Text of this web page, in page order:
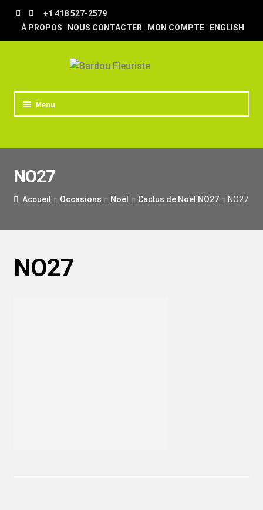
Aller
la
Aller
au
contenu
+1 418 527-2579
À PROPOS
NOUS CONTACTER MON COMPTE ENGLISH
Menu
TRUCS & ASTUCES
LIVRAISON
NO27
Accueil Occasions Noël Cactus de Noël NO27 NO27
NO27